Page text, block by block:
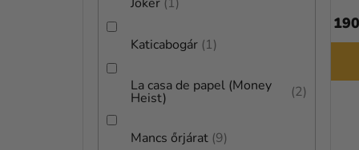
Joker 1
Katicabogár 1
La casa de papel (Money
Heist) 2
Mancs őrjárat 9
13 090 Ft 10